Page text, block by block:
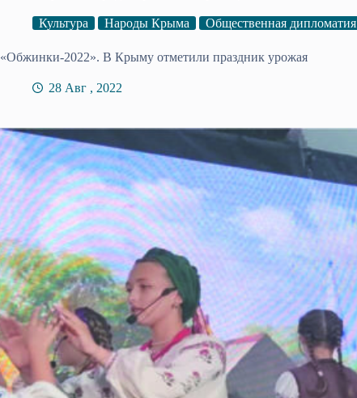
Культура Народы Крыма Общественная дипломатия
«Обжинки-2022». В Крыму отметили праздник урожая
28 Авг , 2022